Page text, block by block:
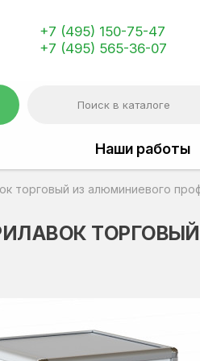
+7 (495) 150-75-47
+7 (495) 565-36-07
Наши работы
торговый из алюминиевого